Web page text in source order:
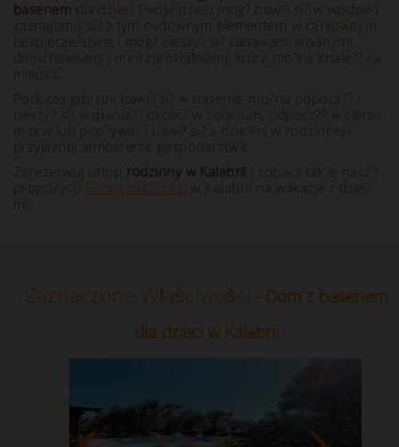
basenem dla dzieci Twoje dzieci mog? bawi? si? w wodzie i
zaznajomi? si? z tym cudownym elementem w ca?kowitym
bezpiecze?stwie i mog? cieszy? si? zabawami wodnymi,
dmuchawkami i mini-zje?d?alniami, które mo?na znale?? na
miejscu.
Podczas gdy oni bawi? si? w basenie, mo?na odpocz?? i
cieszy? si? wspania?? okolic? w solarium, odpocz?? w cieniu
drzew lub pop?ywa? i bawi? si? z dzie?mi w rodzinnej i
przyjaznej atmosferze gospodarstwa.
Zarezerwuj urlop rodzinny w Kalabrii i zobacz tak?e nasz?
propozycj? Farmy dla dzieci w Kalabrii na wakacje z dzie?
mi.
Zaznaczone Właściwości - Dom z basenem
dla dzieci w Kalabrii